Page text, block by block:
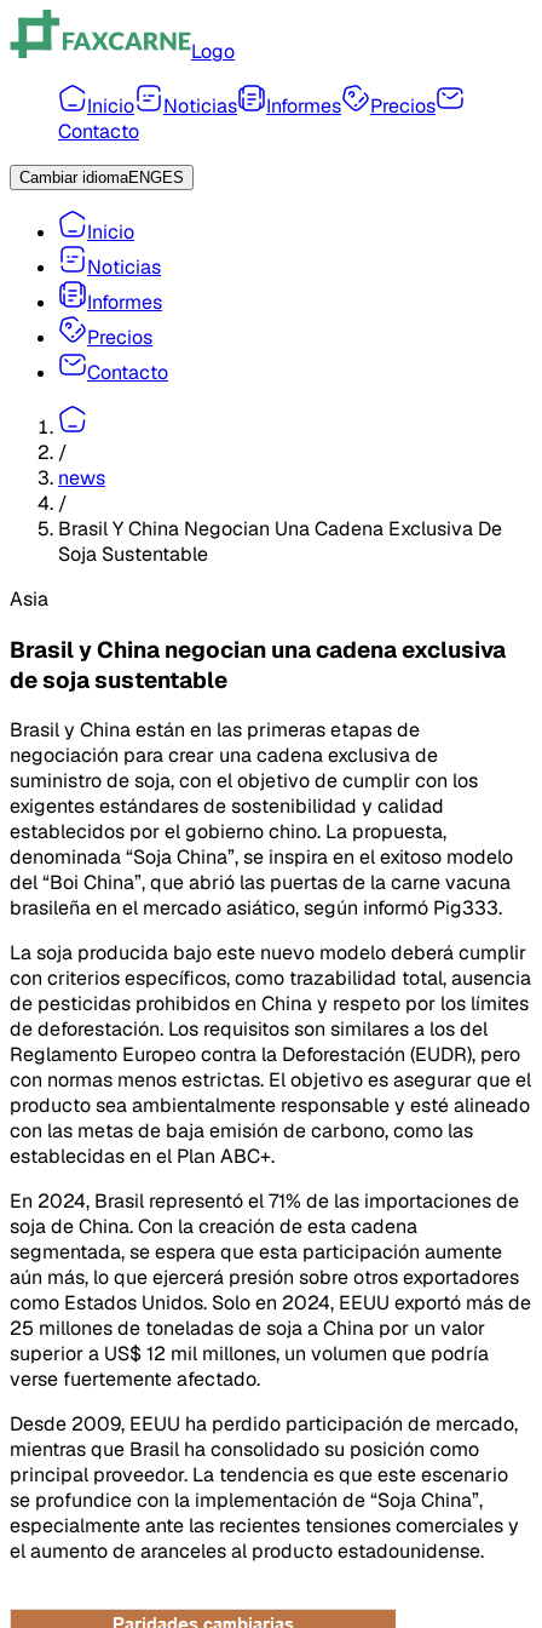
Logo
Inicio Noticias Informes
Precios
Contacto
Cambiar idiomaENGES
Inicio
Noticias
Informes
Precios
Contacto
/
news
/
Brasil Y China Negocian Una Cadena Exclusiva De
Soja Sustentable
Asia
Brasil y China negocian una cadena exclusiva
de soja sustentable
Brasil y China están en las primeras etapas de
negociación para crear una cadena exclusiva de
suministro de soja, con el objetivo de cumplir con los
exigentes estándares de sostenibilidad y calidad
establecidos por el gobierno chino. La propuesta,
denominada “Soja China”, se inspira en el exitoso modelo
del “Boi China”, que abrió las puertas de la carne vacuna
brasileña en el mercado asiático, según informó Pig333.
La soja producida bajo este nuevo modelo deberá cumplir
con criterios específicos, como trazabilidad total, ausencia
de pesticidas prohibidos en China y respeto por los límites
de deforestación. Los requisitos son similares a los del
Reglamento Europeo contra la Deforestación (EUDR), pero
con normas menos estrictas. El objetivo es asegurar que el
producto sea ambientalmente responsable y esté alineado
con las metas de baja emisión de carbono, como las
establecidas en el Plan ABC+.
En 2024, Brasil representó el 71% de las importaciones de
soja de China. Con la creación de esta cadena
segmentada, se espera que esta participación aumente
aún más, lo que ejercerá presión sobre otros exportadores
como Estados Unidos. Solo en 2024, EEUU exportó más de
25 millones de toneladas de soja a China por un valor
superior a US$ 12 mil millones, un volumen que podría
verse fuertemente afectado.
Desde 2009, EEUU ha perdido participación de mercado,
mientras que Brasil ha consolidado su posición como
principal proveedor. La tendencia es que este escenario
se profundice con la implementación de “Soja China”,
especialmente ante las recientes tensiones comerciales y
el aumento de aranceles al producto estadounidense.